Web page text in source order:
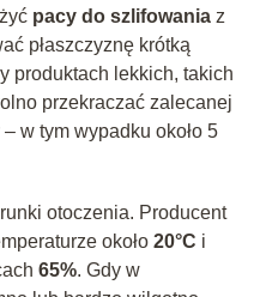
pacy do szlifowaniaz
płaszczyznę krótką
produktach lekkich, takich
przekraczać zalecanej
w tym wypadku około 5
otoczenia. Producent
około 20°C i
65%. Gdy w